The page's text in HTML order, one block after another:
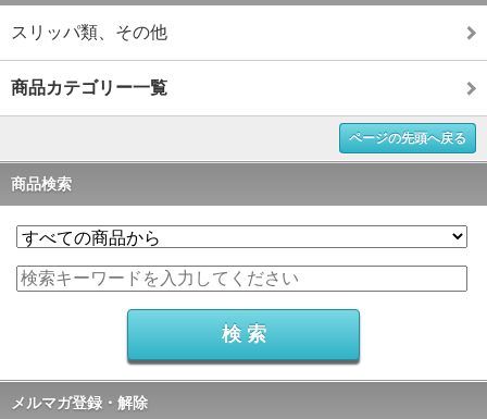
スリッパ類、その他
商品カテゴリー一覧
ページの先頭へ戻る
商品検索
メルマガ登録・解除